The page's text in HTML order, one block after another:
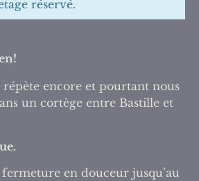
réservé.
répète encore et pourtant nous
un cortège entre Bastille et
en douceur jusqu’au